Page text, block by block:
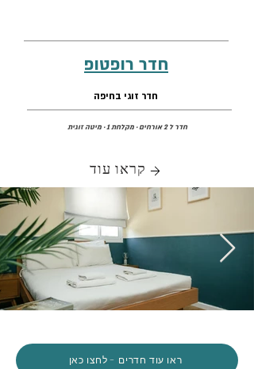
חדר רופטופ
חדר זוגי בחיפה
חדר ל 2 אורחים · מקלחת 1 · מיטה זוגית
קראו עוד
ראו עוד חדרים - לחצו כאן